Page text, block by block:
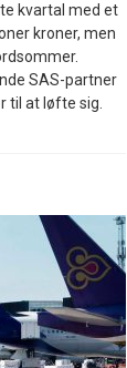
kvartal med et
kroner, men
SAS-partner
til at løfte sig.